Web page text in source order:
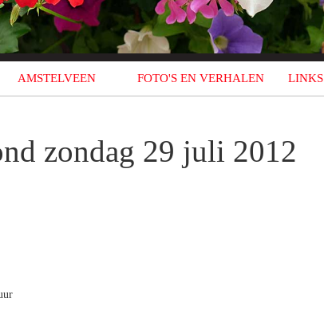
AMSTELVEEN FOTO'S EN VERHALEN LINKS
zondag 29 juli 2012